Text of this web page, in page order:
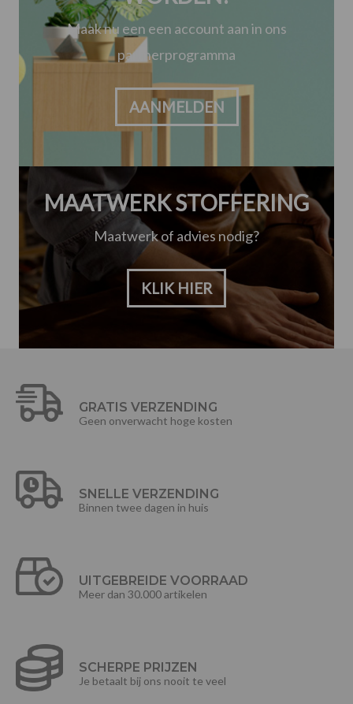
Maak nu een een account aan in ons
partnerprogramma
AANMELDEN
MAATWERK STOFFERING
Maatwerk of advies nodig?
KLIK HIER
GRATIS VERZENDING
Geen onverwacht hoge kosten
SNELLE VERZENDING
Binnen twee dagen in huis
UITGEBREIDE VOORRAAD
Meer dan 30.000 artikelen
SCHERPE PRIJZEN
Je betaalt bij ons nooit te veel